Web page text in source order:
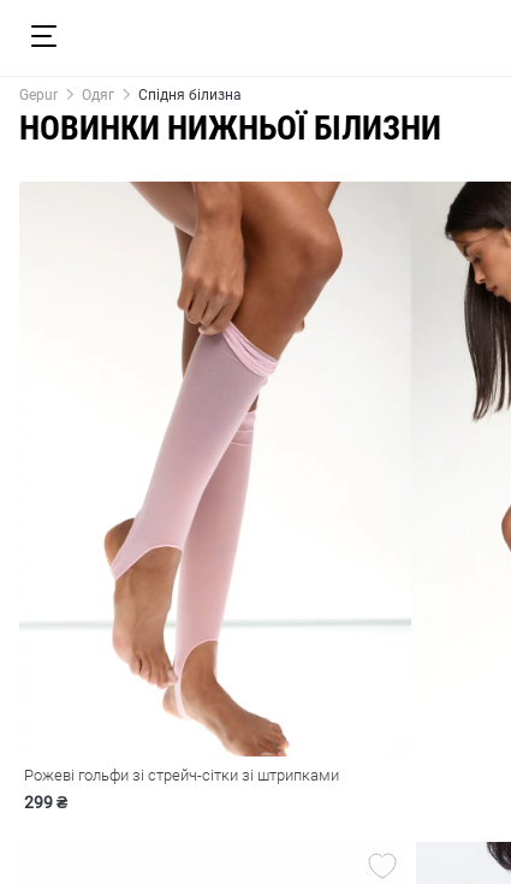
На
Gepur Одяг Спідня білизна
НОВИНКИ НИЖНЬОЇ БІЛИЗНИ
Рожеві гольфи зі стрейч-сітки зі штрипками
299 ₴